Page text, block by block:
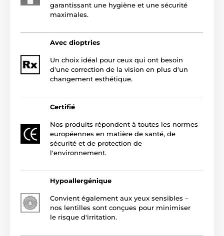
garantissant une hygiène et une sécurité
maximales.
Avec dioptries
Un choix idéal pour ceux qui ont besoin
d'une correction de la vision en plus d'un
changement esthétique.
Certifié
Nos produits répondent à toutes les normes
européennes en matière de santé, de
sécurité et de protection de
l'environnement.
Hypoallergénique
Convient également aux yeux sensibles –
nos lentilles sont conçues pour minimiser
le risque d'irritation.